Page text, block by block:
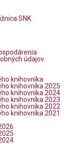
SNK
údajov
knihovníka
knihovníka 2025
knihovníka 2024
knihovníka 2023
knihovníka 2022
knihovníka 2021